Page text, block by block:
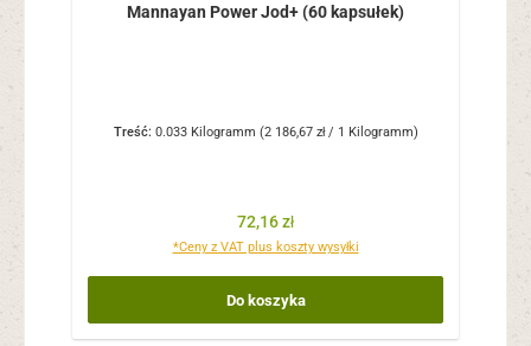
Mannayan Power Jod+ (60 kapsułek)
Treść: 0.033 Kilogramm (2 186,67 zł / 1 Kilogramm)
Cena regularna:
72,16 zł
*Ceny z VAT plus koszty wysyłki
Do koszyka